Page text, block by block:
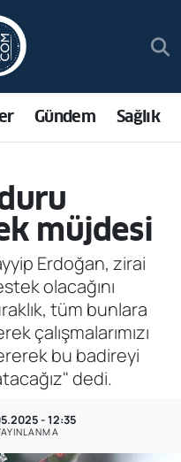
Gündem Sağlık
müjdesi
Erdoğan, zirai
olacağını
tüm bunlara
çalışmalarımızı
bu badireyi
dedi.
- 12:35
Fikstür